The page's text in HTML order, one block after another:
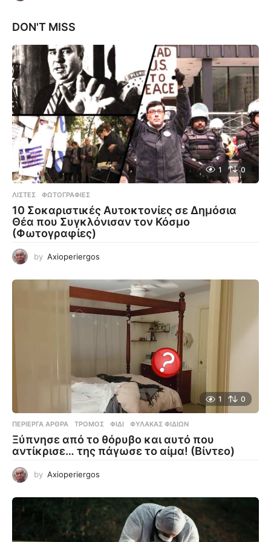
DON'T MISS
1 0
ΛΊΣΤΕΣ ,ΦΩΤΟΓΡΑΦΊΕΣ
10 Σοκαριστικές Αυτοκτονίες σε Δημόσια
Θέα που Συγκλόνισαν τον Κόσμο
(Φωτογραφίες)
by Axioperiergos
1 0
ΠΕΡΊΕΡΓΑ ΆΡΘΡΑ ΤΡΌΜΟΣ ,ΦΊΔΙ ,ΦΎΛΑΚΑΣ ΦΙΔΙΏΝ
Ξύπνησε από το θόρυβο και αυτό που
αντίκρισε… της πάγωσε το αίμα! (Βίντεο)
by Axioperiergos